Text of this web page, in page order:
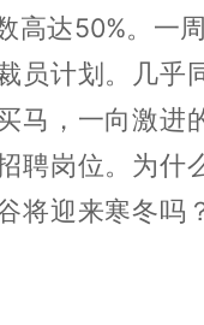
高达50%。一
员计划。几乎
马，一向激进
聘岗位。为什
将迎来寒冬吗